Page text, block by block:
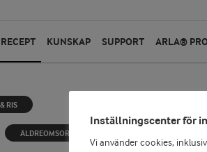
RECEPT KUNSKAP SUPPORT ARLA®
RIS
ÄLDREOMSORG
Inställningscenter för
Vi använder cookies,